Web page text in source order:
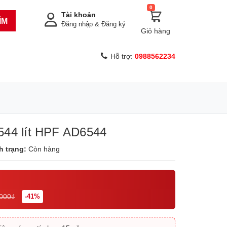
0
Giỏ hàng
Tài khoản
Đăng nhập & Đăng ký
Hỗ trợ: 0988562234
lít HPF AD6544
trạng: Còn hàng
-41%